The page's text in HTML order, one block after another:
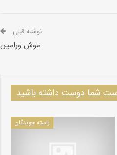
نوشته قبلی
موش ورامین
شما دوست داشته باشید
راسته جوندگان